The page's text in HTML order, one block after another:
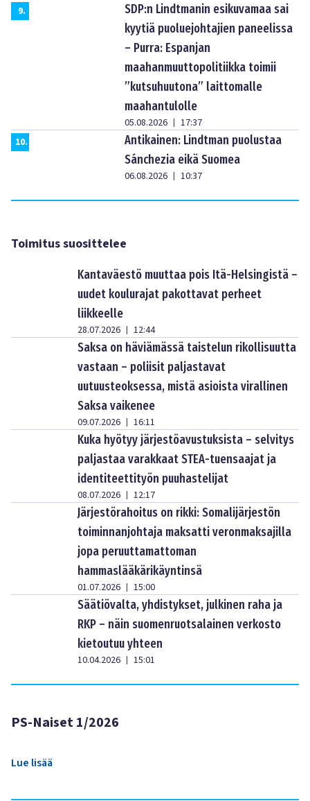
9.
SDP:n Lindtmanin esikuvamaa sai
kyytiä puoluejohtajien paneelissa
– Purra: Espanjan
maahanmuuttopolitiikka toimii
”kutsuhuutona” laittomalle
maahantulolle
05.08.2026
17:37
10.
Antikainen: Lindtman puolustaa
Sánchezia eikä Suomea
06.08.2026 10:37
Toimitus suosittelee
Kantaväestö muuttaa pois Itä-Helsingistä –
uudet koulurajat pakottavat perheet
liikkeelle
28.07.2026 12:44
Saksa on häviämässä taistelun rikollisuutta
vastaan – poliisit paljastavat
uutuusteoksessa, mistä asioista virallinen
Saksa vaikenee
09.07.2026 16:11
Kuka hyötyy järjestöavustuksista – selvitys
paljastaa varakkaat STEA-tuensaajat ja
identiteettityön puuhastelijat
08.07.2026 12:17
Järjestörahoitus on rikki: Somalijärjestön
toiminnanjohtaja maksatti veronmaksajilla
jopa peruuttamattoman
hammaslääkärikäyntinsä
01.07.2026 15:00
Säätiövalta, yhdistykset, julkinen raha ja
RKP – näin suomenruotsalainen verkosto
kietoutuu yhteen
10.04.2026 15:01
PS-Naiset 1/2026
Lue lisää